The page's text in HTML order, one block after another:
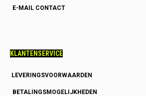
E-MAIL CONTACT
KLANTENSERVICE
LEVERINGSVOORWAARDEN
BETALINGSMOGELIJKHEDEN